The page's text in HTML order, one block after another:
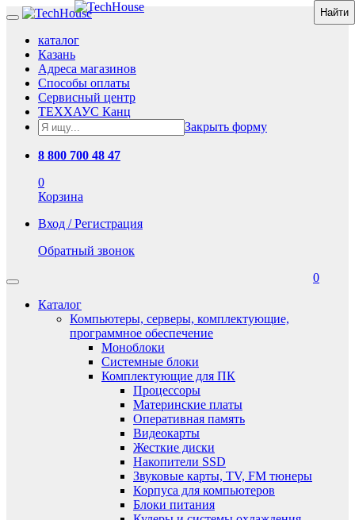
каталог
Казань
Адреса магазинов
Способы оплаты
Сервисный центр
ТЕХХАУС Канц
Закрыть форму
8 800 700 48 47
0
Корзина
Вход / Регистрация
Обратный звонок
0
Каталог
Компьютеры, серверы, комплектующие,
программное обеспечение
Моноблоки
Системные блоки
Комплектующие для ПК
Процессоры
Материнские платы
Оперативная память
Видеокарты
Жесткие диски
Накопители SSD
Звуковые карты, TV, FM тюнеры
Корпуса для компьютеров
Блоки питания